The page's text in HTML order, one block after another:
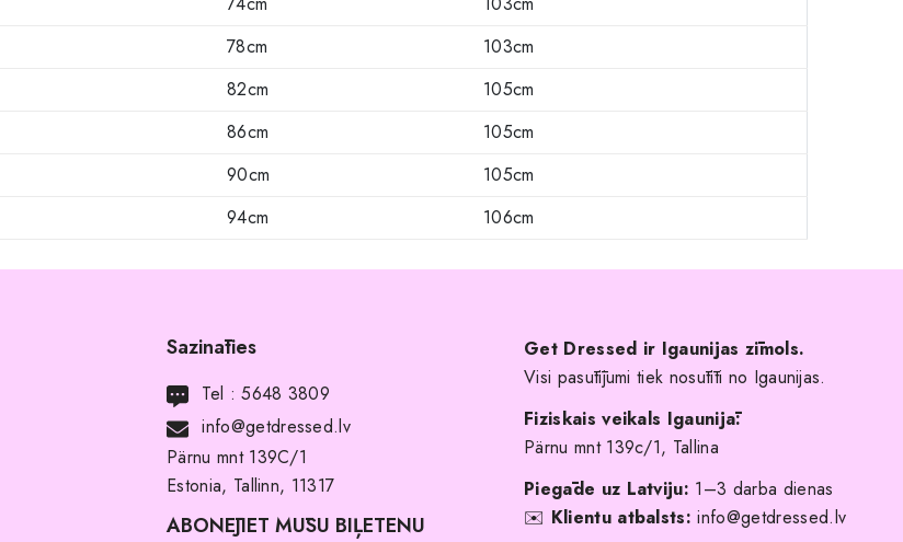
78cm
103cm
82cm
105cm
86cm
105cm
90cm
105cm
94cm 106cm
Sazināties
Tel :5648 3809
info@getdressed.lv
Pärnu mnt 139C/1
Estonia, Tallinn, 11317
ABONĒJIET MŪSU BIĻETENU
Get Dressed ir Igaunijas zīmols.
Visi pasūtījumi tiek nosūtīti no Igaunijas.
Fiziskais veikals Igaunijā:
Pärnu mnt 139c/1, Tallina
Piegāde uz Latviju: 1–3 darba dienas
✉️ Klientu atbalsts: info@getdressed.lv